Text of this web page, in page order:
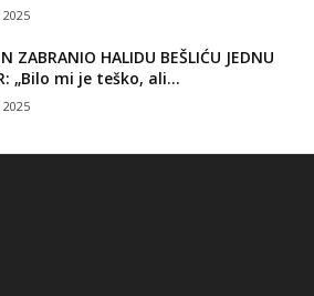
ZABRANIO HALIDU BEŠLIĆU JEDNU
„Bilo mi je teško, ali...